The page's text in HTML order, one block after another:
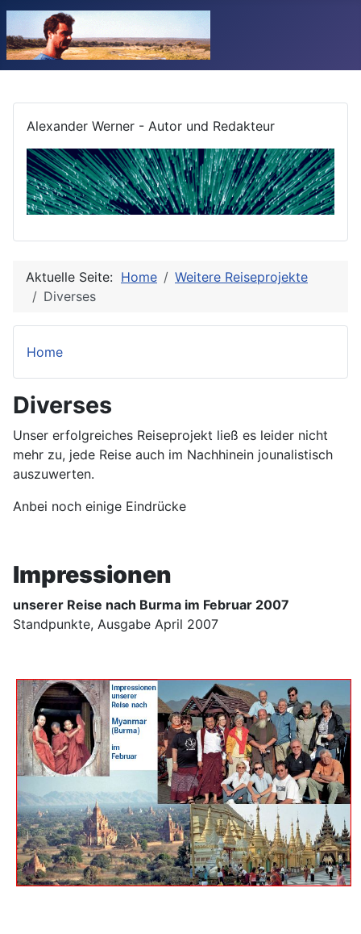
Alexander Werner - Autor und Redakteur
Aktuelle Seite: Home
Weitere Reiseprojekte
Diverses
Home
Diverses
Unser erfolgreiches Reiseprojekt ließ es leider nicht
mehr zu, jede Reise auch im Nachhinein jounalistisch
auszuwerten.
Anbei noch einige Eindrücke
Impressionen
unserer Reise nach Burma im Februar 2007
Standpunkte, Ausgabe April 2007